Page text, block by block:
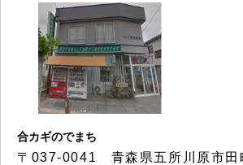
合カギのでまち
〒037-0041 青森県五所川原市田